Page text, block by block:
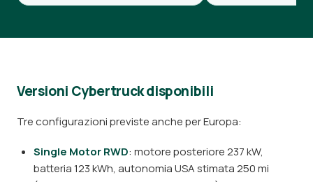
Versioni Cybertruck disponibili
Tre configurazioni previste anche per Europa:
Single Motor RWD: motore posteriore 237 kW,
batteria 123 kWh, autonomia USA stimata 250 mi